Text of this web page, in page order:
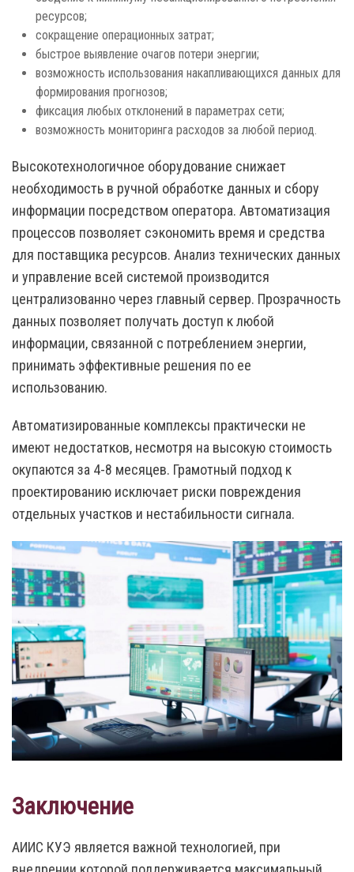
ресурсов;
сокращение операционных затрат;
быстрое выявление очагов потери энергии;
возможность использования накапливающихся данных для
формирования прогнозов;
фиксация любых отклонений в параметрах сети;
возможность мониторинга расходов за любой период.
Высокотехнологичное оборудование снижает
необходимость в ручной обработке данных и сбору
информации посредством оператора. Автоматизация
процессов позволяет сэкономить время и средства
для поставщика ресурсов. Анализ технических данных
и управление всей системой производится
централизованно через главный сервер. Прозрачность
данных позволяет получать доступ к любой
информации, связанной с потреблением энергии,
принимать эффективные решения по ее
использованию.
Автоматизированные комплексы практически не
имеют недостатков, несмотря на высокую стоимость
окупаются за 4-8 месяцев. Грамотный подход к
проектированию исключает риски повреждения
отдельных участков и нестабильности сигнала.
Заключение
АИИС КУЭ является важной технологией, при